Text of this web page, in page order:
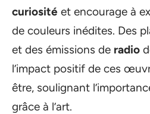
curiosité et encourage à
de couleurs inédites. Des
et des émissions de radio
l’impact positif de ces
être, soulignant
grâce à l’art.